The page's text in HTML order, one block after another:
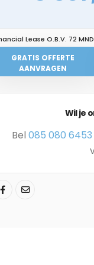
Lease O.B.V. 72 MND
GRATIS OFFERTE
AANVRAGEN
Wil je
Bel 085 080 6453